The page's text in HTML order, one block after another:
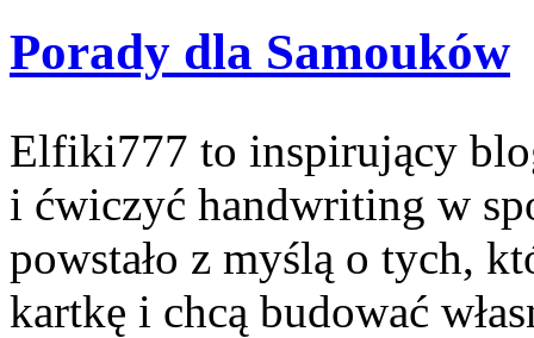
Porady dla Samouków
Elfiki777 to inspirujący
i ćwiczyć handwriting w
powstało z myślą o tych,
kartkę i chcą budować